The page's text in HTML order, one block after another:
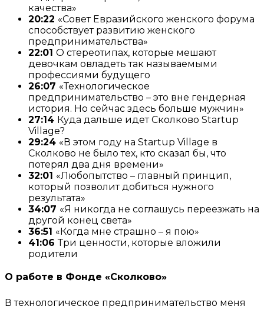
качества»
20:22 «Совет Евразийского женского форума
способствует развитию женского
предпринимательства»
22:01 О стереотипах, которые мешают
девочкам овладеть так называемыми
профессиями будущего
26:07 «Технологическое
предпринимательство – это вне гендерная
история. Но сейчас здесь больше мужчин»
27:14 Куда дальше идет Сколково Startup
Village?
29:24 «В этом году на Startup Village в
Сколково не было тех, кто сказал бы, что
потерял два дня времени»
32:01 «Любопытство – главный принцип,
который позволит добиться нужного
результата»
34:07 «Я никогда не соглашусь переезжать на
другой конец света»
36:51 «Когда мне страшно – я пою»
41:06Три ценности, которые вложили
родители
О работе в Фонде «Сколково»
В технологическое предпринимательство меня